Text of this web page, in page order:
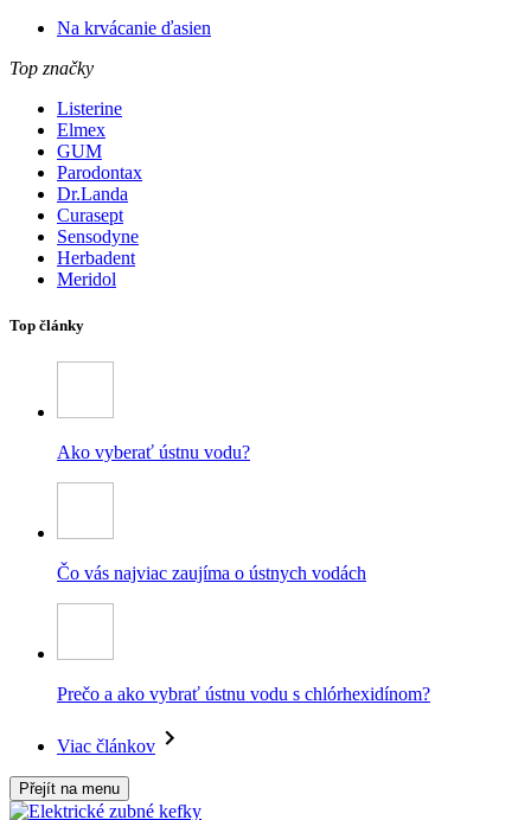
Na krvácanie ďasien
Top značky
Listerine
Elmex
GUM
Parodontax
Dr.Landa
Curasept
Sensodyne
Herbadent
Meridol
Top články
Ako vyberať ústnu vodu?
Čo vás najviac zaujíma o ústnych vodách
Prečo a ako vybrať ústnu vodu s chlórhexidínom?
Viac článkov
Přejít na menu